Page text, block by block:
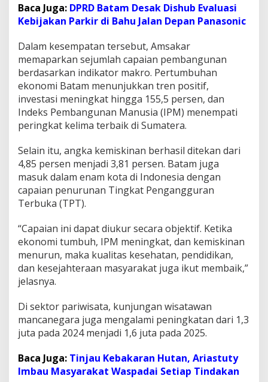
Baca Juga: DPRD Batam Desak Dishub Evaluasi
Kebijakan Parkir di Bahu Jalan Depan Panasonic
Dalam kesempatan tersebut, Amsakar
memaparkan sejumlah capaian pembangunan
berdasarkan indikator makro. Pertumbuhan
ekonomi Batam menunjukkan tren positif,
investasi meningkat hingga 155,5 persen, dan
Indeks Pembangunan Manusia (IPM) menempati
peringkat kelima terbaik di Sumatera.
Selain itu, angka kemiskinan berhasil ditekan dari
4,85 persen menjadi 3,81 persen. Batam juga
masuk dalam enam kota di Indonesia dengan
capaian penurunan Tingkat Pengangguran
Terbuka (TPT).
“Capaian ini dapat diukur secara objektif. Ketika
ekonomi tumbuh, IPM meningkat, dan kemiskinan
menurun, maka kualitas kesehatan, pendidikan,
dan kesejahteraan masyarakat juga ikut membaik,”
jelasnya.
Di sektor pariwisata, kunjungan wisatawan
mancanegara juga mengalami peningkatan dari 1,3
juta pada 2024 menjadi 1,6 juta pada 2025.
Baca Juga: Tinjau Kebakaran Hutan, Ariastuty
Imbau Masyarakat Waspadai Setiap Tindakan